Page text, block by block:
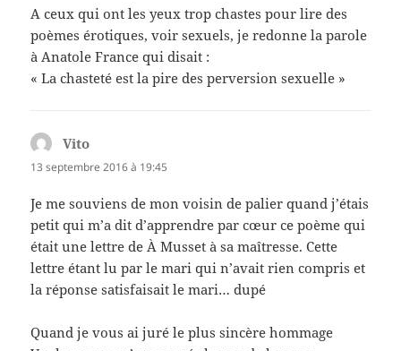
A ceux qui ont les yeux trop chastes pour lire des
poèmes érotiques, voir sexuels, je redonne la parole
à Anatole France qui disait :
« La chasteté est la pire des perversion sexuelle »
Vito
13 septembre 2016 à 19:45
Je me souviens de mon voisin de palier quand j’étais
petit qui m’a dit d’apprendre par cœur ce poème qui
était une lettre de À Musset à sa maîtresse. Cette
lettre étant lu par le mari qui n’avait rien compris et
la réponse satisfaisait le mari… dupé
Quand je vous ai juré le plus sincère hommage